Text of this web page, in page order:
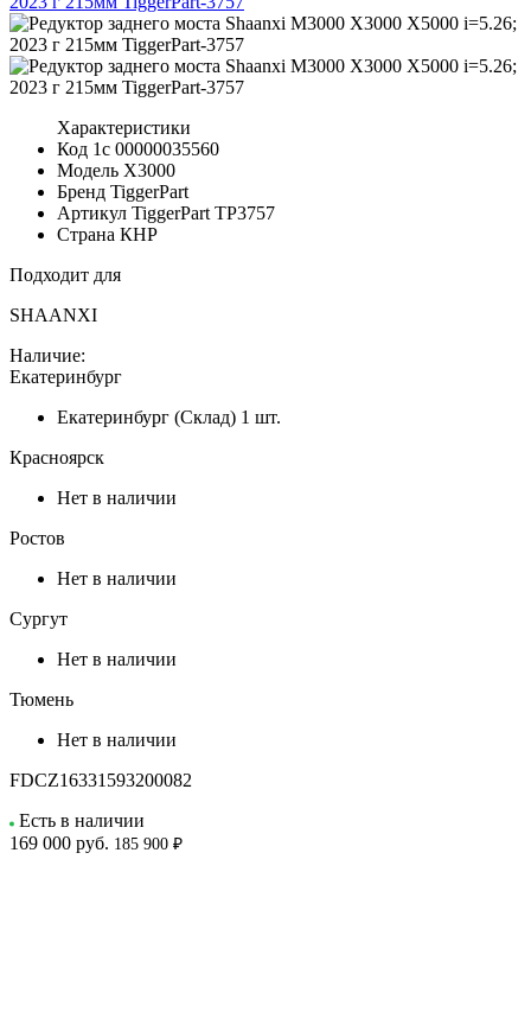
Характеристики
Код 1с 00000035560
Модель X3000
Бренд TiggerPart
Артикул TiggerPart TP3757
Страна КНР
Подходит для
SHAANXI
Наличие:
Екатеринбург
Екатеринбург (Склад) 1 шт.
Красноярск
Нет в наличии
Ростов
Нет в наличии
Сургут
Нет в наличии
Тюмень
Нет в наличии
FDCZ16331593200082
Есть в наличии
169 000 руб. 185 900 ₽